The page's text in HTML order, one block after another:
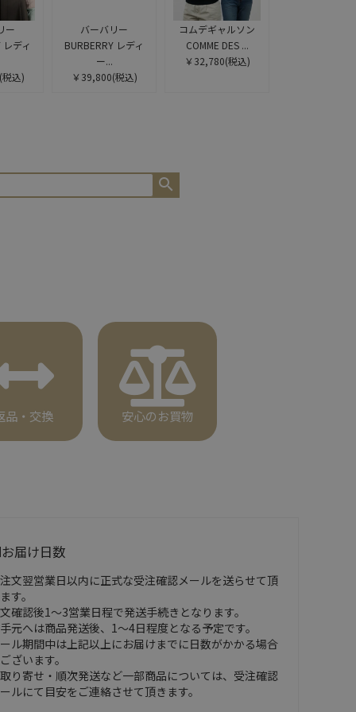
ー
レディ
込)
バーバリー
BURBERRY レディ
ー...
￥39,800(税込)
コムデギャルソン
COMME DES ...
￥32,780(税込)
品・交換 安心のお買物
届け日数
文翌営業日以内に正式な受注確認メールを送らせて頂
す。
確認後1～3営業日程で発送手続きとなります。
元へは商品発送後、1～4日程度となる予定です。
ル期間中は上記以上にお届けまでに日数がかかる場合
ざいます。
り寄せ・順次発送など一部商品については、受注確認
ルにて目安をご連絡させて頂きます。